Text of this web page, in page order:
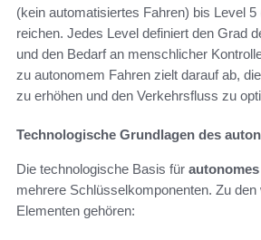
(kein automatisiertes Fahren) bis Level
reichen. Jedes Level definiert den Grad
und den Bedarf an menschlicher
zu autonomem Fahren zielt darauf ab,
zu erhöhen und den Verkehrsfluss zu
Technologische Grundlagen des
Die technologische Basis für
mehrere Schlüsselkomponenten. Zu den
Elementen gehören: